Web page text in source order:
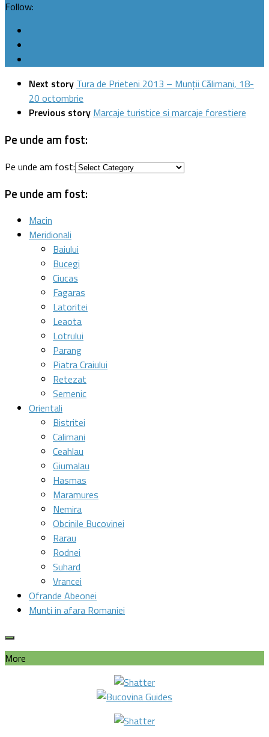
Follow:
Next story Tura de Prieteni 2013 – Munţii Călimani, 18-
20 octombrie
Previous story Marcaje turistice si marcaje forestiere
Pe unde am fost:
Pe unde am fost:
Pe unde am fost:
Macin
Meridionali
Baiului
Bucegi
Ciucas
Fagaras
Latoritei
Leaota
Lotrului
Parang
Piatra Craiului
Retezat
Semenic
Orientali
Bistritei
Calimani
Ceahlau
Giumalau
Hasmas
Maramures
Nemira
Obcinile Bucovinei
Rarau
Rodnei
Suhard
Vrancei
Ofrande Abeonei
Munti in afara Romaniei
More